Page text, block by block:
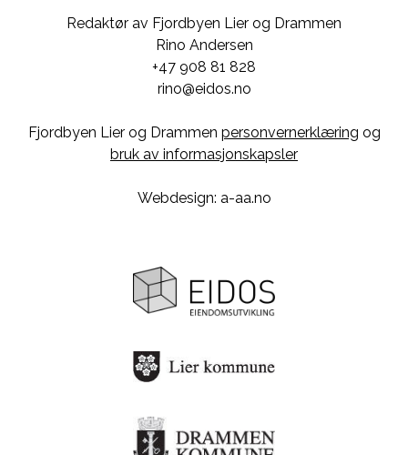
Redaktør av Fjordbyen Lier og Drammen
Rino Andersen
+47 908 81 828
rino@eidos.no
Fjordbyen Lier og Drammen personvernerklæring og
bruk av informasjonskapsler
Webdesign: a-aa.no